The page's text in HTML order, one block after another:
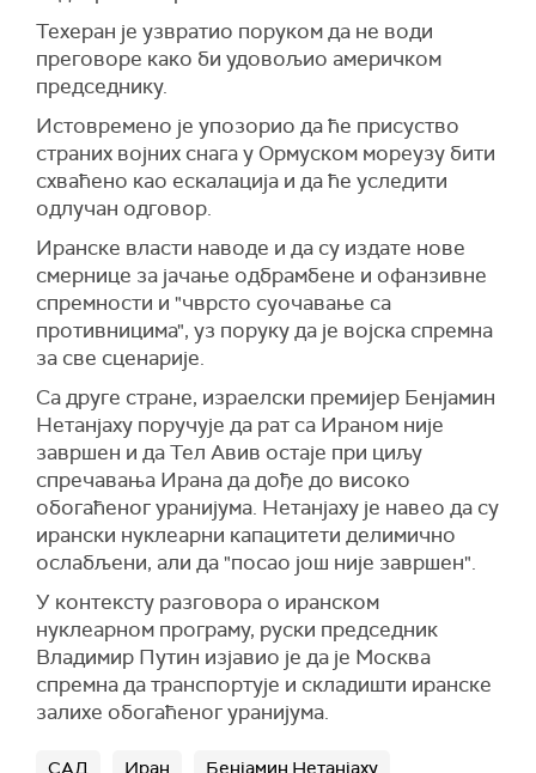
нуклеарног програма Ирана, уз оцену да
преговори треба да буду засновани на
"врховним државним интересима" и
консултацијама са земљама региона.
Ирански извор је оценио да би позитиван
приступ Сједињених Америчких Држава
убрзао и унапредио преговарачки процес.
"Сада је избор на Вашингтону, а његова
спремност на политички реализам биће
пресудна", навео је исти извор.
Предложени амерички меморандум, који
садржи 14 тачака, укључује обавезу Ирана на
мораторијум на обогаћивање уранијума, уз
истовремено постепено укидање америчких
санкција и ослобађање замрзнутих иранских
средстава.
(Al Jazeera)
"генерално не прихвата реалност" и да га због
тога, како је рекао, "Иран стално побеђује".
Реакција долази након што је Трамп раније на
својој друштвеној мрежиTruth Socialнаписао
да му се ирански предлог "не допада".
(Танјуг)
Техеран је узвратио поруком да не води
преговоре како би удовољио америчком
председнику.
Истовремено је упозорио да ће присуство
страних војних снага у Ормуском мореузу бити
схваћено као ескалација и да ће уследити
одлучан одговор.
Иранске власти наводе и да су издате нове
смернице за јачање одбрамбене и офанзивне
спремности и "чврсто суочавање са
противницима", уз поруку да је војска спремна
за све сценарије.
Са друге стране, израелски премијер Бенјамин
Нетанјаху поручује да рат са Ираном није
завршен и да Тел Авив остаје при циљу
спречавања Ирана да дође до високо
обогаћеног уранијума. Нетанјаху је навео да су
ирански нуклеарни капацитети делимично
ослабљени, али да "посао још није завршен".
У контексту разговора о иранском
нуклеарном програму, руски председник
Владимир Путин изјавио је да је Москва
спремна да транспортује и складишти иранске
залихе обогаћеног уранијума.
САД Иран Бенјамин Нетанјаху